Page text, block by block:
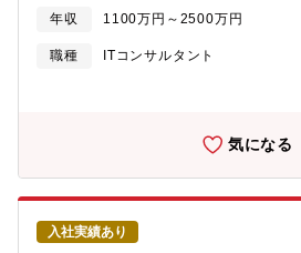
し、業界知見に基づくCxOアジェンダ起
たクライアントの価値創出、課題解決、
ンタープライズの実現をご支援していま
売流通/ヘルスケア向けに、ITソリューシ
す。【期待する役割】食品/消費財/小売
SCM改革、グループ経営基盤構築などの
導頂きます。クライアントには、日系の
日本の本社を中心に基幹システムのグロ
プロジェクトも多く存在しています。【
小売流通/ヘルスケア業界におけるシステ
年収 1100万円～2500万円
職種
ITコンサルタント
気になる
入社実績あり